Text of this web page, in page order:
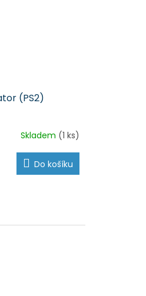
(PS2)
Skladem (1 ks)
Do košíku